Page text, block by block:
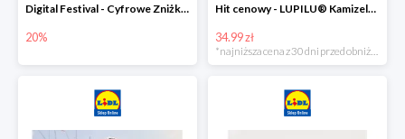
Digital Festival - Cyfrowe Zniżki Ubrania dla dzieci w Lidlu -20%
20%
Hit cenowy - LUPILU® Kamizelka pikowana dziewczęca
34.99 zł